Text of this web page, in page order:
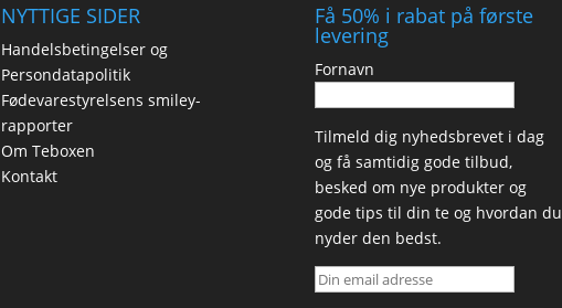
NYTTIGE SIDER
Handelsbetingelser og
Persondatapolitik
Fødevarestyrelsens smiley-
rapporter
Om Teboxen
Kontakt
Få 50% i rabat på første
levering
Fornavn
Tilmeld dig nyhedsbrevet i dag
og få samtidig gode tilbud,
besked om nye produkter og
gode tips til din te og hvordan du
nyder den bedst.